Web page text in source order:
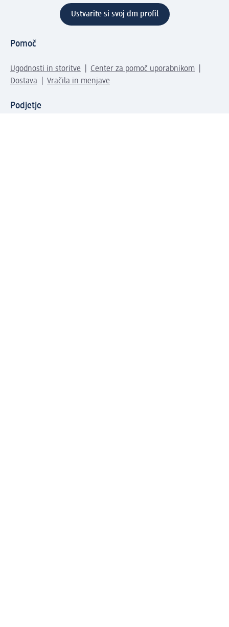
Ustvarite si svoj dm profil
Pomoč
Ugodnosti in storitve
Center za pomoč uporabnikom
Dostava
Vračila in menjave
Podjetje